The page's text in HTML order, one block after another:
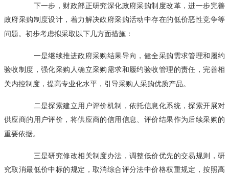
下一步，财政部正研究深化政府采购制度改革，进一步完善
政府采购制度设计，着力解决政府采购活动中存在的低价恶性竞争等
问题。初步考虑拟采取以下几方面措施：
一是继续推进政府采购结果导向，健全采购需求管理和履约
验收制度，强化采购人确立采购需求和履约验收管理的责任，完善相
关内控制度，提高专业化水平，引导采购人采购优质产品。
二是探索建立用户评价机制，依托信息化系统，探索开展对
供应商的用户评价，将供应商的信用信息、评价结果作为后续采购的
重要依据。
三是研究修改相关制度办法，调整低价优先的交易规则，研
究取消最低价中标的规定，取消综合评分法中价格权重规定，按照高